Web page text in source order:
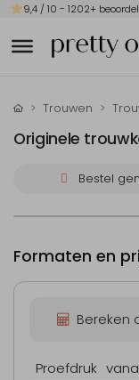
9,4 / 10 - 1202+
Trouwen
Originele
Bestel
Formaten en
Bereken
Proefdruk